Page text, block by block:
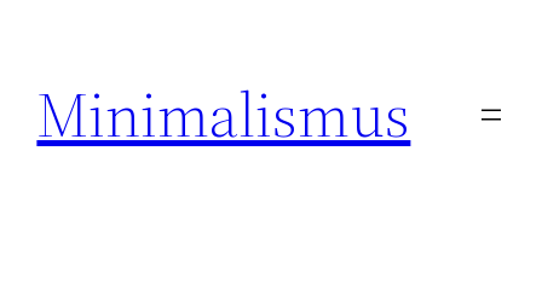
springen
Minimalismus